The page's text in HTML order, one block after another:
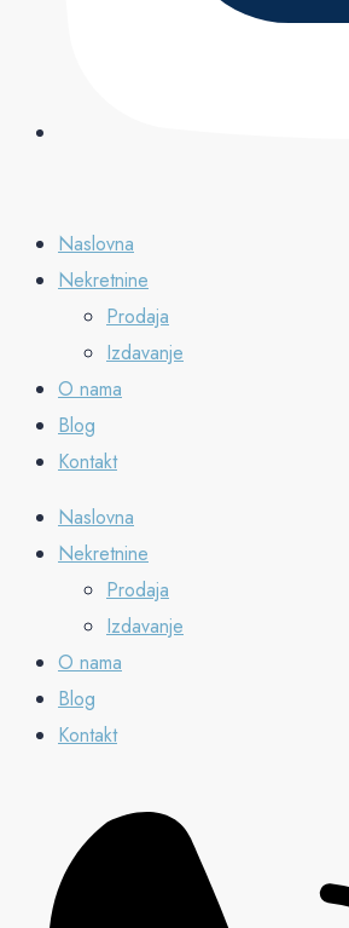
Naslovna
Nekretnine
Prodaja
Izdavanje
O nama
Blog
Kontakt
Naslovna
Nekretnine
Prodaja
Izdavanje
O nama
Blog
Kontakt